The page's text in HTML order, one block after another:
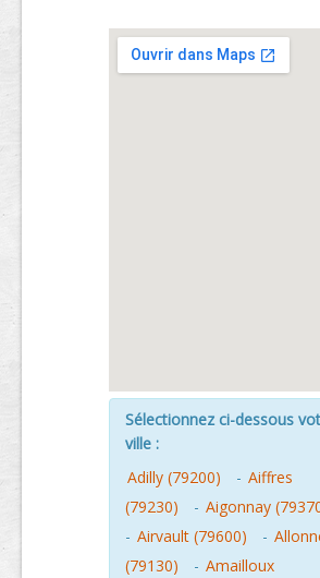
Sélectionnez ci-dessous
ville :
Adilly (79200)
- Aiffres
(79230)
- Aigonnay
- Airvault (79600) -
(79130)
- Amailloux